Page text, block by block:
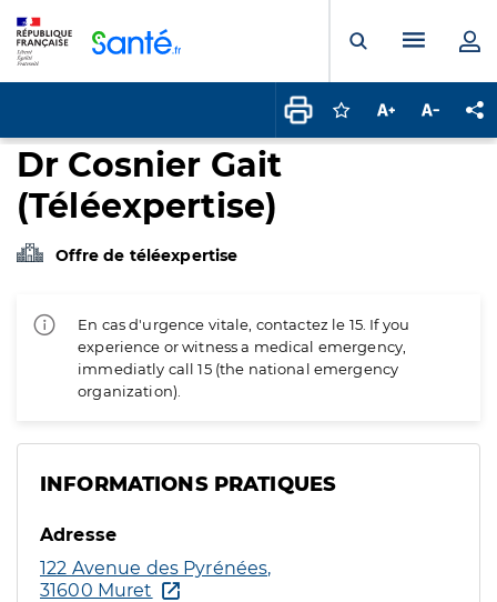
Ouvrir laMenu
Connectez-vous
Augmenter la
Dr Cosnier Gait
(Téléexpertise)
Offre de téléexpertise
En cas d'urgence vitale, contactez le 15. If you
experience or witness a medical emergency,
immediatly call 15 (the national emergency
organization).
INFORMATIONS PRATIQUES
Adresse
122 Avenue des Pyrénées,
31600 Muret